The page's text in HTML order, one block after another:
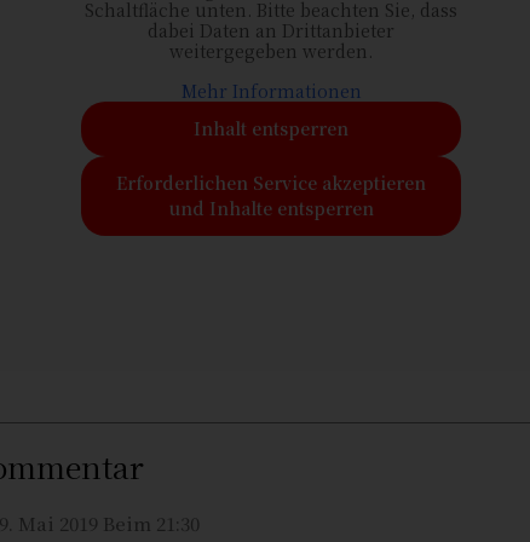
Schaltfläche unten. Bitte beachten Sie, dass
dabei Daten an Drittanbieter
weitergegeben werden.
Mehr Informationen
Inhalt entsperren
Erforderlichen Service akzeptieren
und Inhalte entsperren
Mai 2019 Beim 21:30